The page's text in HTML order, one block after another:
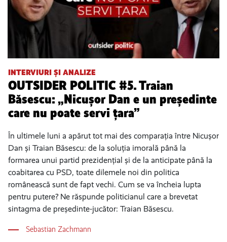
INTERVIURI ȘI ANALIZE
OUTSIDER POLITIC #5. Traian
Băsescu: „Nicușor Dan e un președinte
care nu poate servi țara”
În ultimele luni a apărut tot mai des comparația între Nicușor
Dan și Traian Băsescu: de la soluția imorală până la
formarea unui partid prezidențial și de la anticipate până la
coabitarea cu PSD, toate dilemele noi din politica
românească sunt de fapt vechi. Cum se va încheia lupta
pentru putere? Ne răspunde politicianul care a brevetat
sintagma de președinte-jucător: Traian Băsescu.
Sebastian Zachmann